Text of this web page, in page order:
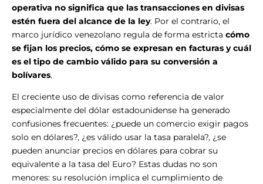
operativa no significa que las transacciones en divisas
estén fuera del alcance de la ley. Por el contrario, el
marco jurídico venezolano regula de forma estricta cómo
se fijan los precios, cómo se expresan en facturas y cuál
es el tipo de cambio válido para su conversión a
bolívares.
El creciente uso de divisas como referencia de valor
especialmente del dólar estadounidense ha generado
confusiones frecuentes: ¿puede un comercio exigir pagos
solo en dólares?, ¿es válido usar la tasa paralela?, ¿se
pueden anunciar precios en dólares para cobrar su
equivalente a la tasa del Euro? Estas dudas no son
menores: su resolución implica el cumplimiento de